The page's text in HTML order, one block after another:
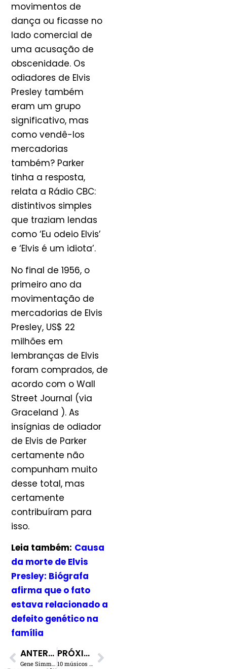
movimentos de
dança ou ficasse no
lado comercial de
uma acusação de
obscenidade. Os
odiadores de Elvis
Presley também
eram um grupo
significativo, mas
como vendê-los
mercadorias
também? Parker
tinha a resposta,
relata a Rádio CBC:
distintivos simples
que traziam lendas
como ‘Eu odeio Elvis’
e ‘Elvis é um idiota’.
No final de 1956, o
primeiro ano da
movimentação de
mercadorias de Elvis
Presley, US$ 22
milhões em
lembranças de Elvis
foram comprados, de
acordo com o Wall
Street Journal (via
Graceland ). As
insígnias de odiador
de Elvis de Parker
certamente não
compunham muito
desse total, mas
certamente
contribuíram para
isso.
Leia também: Causa
da morte de Elvis
Presley: Biógrafa
afirma que o fato
estava relacionado a
defeito genético na
família
ANTERIOR
Gene Simmons diz que Angus Young não tinha dentes da frente quando o conheceu
PRÓXIMO
10 músicos que odeiam seus maiores sucessos